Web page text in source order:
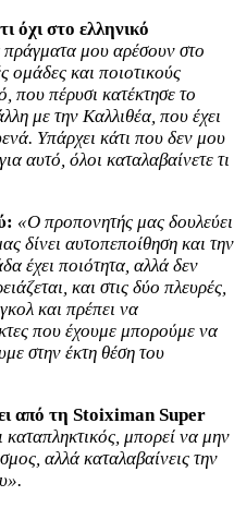
όχι στο ελληνικό
μου αρέσουν στο
ομάδες και ποιοτικούς
πoυ πέρυσι κατέκτησε το
με την Καλλιθέα, που έχει
Υπάρχει κάτι που δεν μου
αυτό, όλοι καταλαβαίνετε τι
«Ο προπονητής μας δουλεύει
δίνει αυτοπεποίθηση και την
έχει ποιότητα, αλλά δεν
και στις δύο πλευρές,
και πρέπει να
που έχουμε μπορούμε να
στην έκτη θέση του
από τη Stoiximan Super
μπορεί να μην
αλλά καταλαβαίνεις την